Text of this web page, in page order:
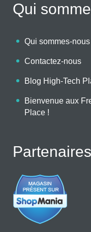
Qui
Qui sommes-
Contactez-nous
Blog High-Tech
Bienvenue aux
Place !
Partenaires